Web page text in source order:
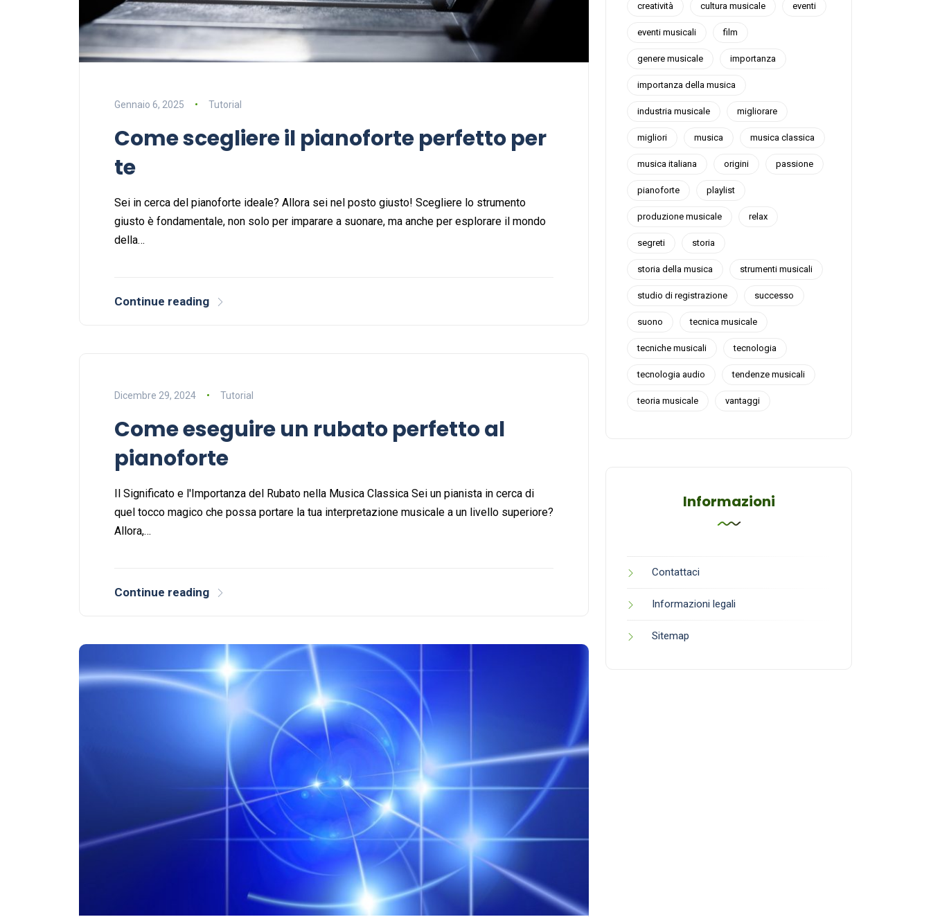
Gennaio 6, 2025 Tutorial
Come scegliere il pianoforte perfetto per
te
Sei in cerca del pianoforte ideale? Allora sei nel posto giusto! Scegliere lo strumento
giusto è fondamentale, non solo per imparare a suonare, ma anche per esplorare il mondo
della…
Continue reading
Dicembre 29, 2024 Tutorial
Come eseguire un rubato perfetto al
pianoforte
Il Significato e l'Importanza del Rubato nella Musica Classica Sei un pianista in cerca di
quel tocco magico che possa portare la tua interpretazione musicale a un livello superiore?
Allora,…
Continue reading
creatività cultura musicale eventi
eventi musicali film
genere musicale importanza
importanza della musica
industria musicale migliorare
migliori musica musica classica
musica italiana origini passione
pianoforte playlist
produzione musicale relax
segreti storia
storia della musica strumenti musicali
studio di registrazione successo
suono tecnica musicale
tecniche musicali tecnologia
tecnologia audio tendenze musicali
teoria musicale vantaggi
Informazioni
Contattaci
Informazioni legali
Sitemap